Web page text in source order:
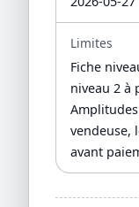
Limites
Fiche
niveau 2 à
vendeuse,
avant